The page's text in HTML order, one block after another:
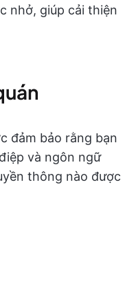
nhở, giúp cải thiện
đảm bảo rằng bạn
và ngôn ngữ
thông nào được